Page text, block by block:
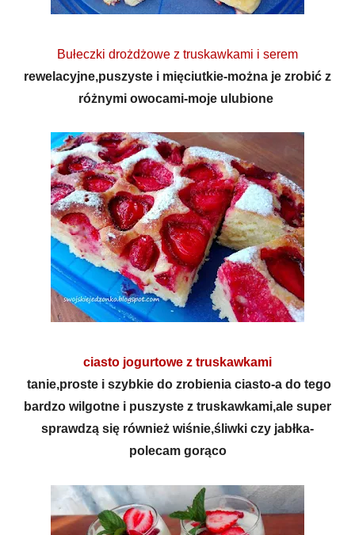
Bułeczki drożdżowe z truskawkami i serem
rewelacyjne,puszyste i mięciutkie-można je zrobić z
różnymi owocami-moje ulubione
ciasto jogurtowe z truskawkami
tanie,proste i szybkie do zrobienia ciasto-a do tego
bardzo wilgotne i puszyste z truskawkami,ale super
sprawdzą się również wiśnie,śliwki czy jabłka-
polecam gorąco